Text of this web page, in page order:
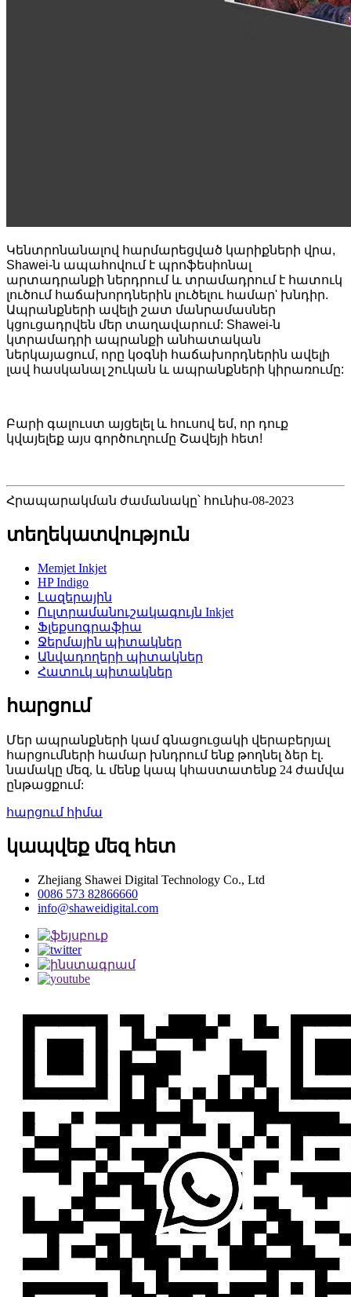
Կենտրոնանալով հարմարեցված կարիքների վրա,
Shawei-ն ապահովում է պրոֆեսիոնալ
արտադրանքի ներդրում և տրամադրում է հատուկ
լուծում հաճախորդներին լուծելու համար' խնդիր.
Ապրանքների ավելի շատ մանրամասներ
կցուցադրվեն մեր տաղավարում: Shawei-ն
կտրամադրի ապրանքի անհատական ​​
ներկայացում, որը կօգնի հաճախորդներին ավելի
լավ հասկանալ շուկան և ապրանքների կիրառումը:
Բարի գալուստ այցելել և հուսով եմ, որ դուք
կվայելեք այս գործուղումը Շավեյի հետ!
Հրապարակման ժամանակը՝ հունիս-08-2023
տեղեկատվություն
Memjet Inkjet
HP Indigo
Լազերային
Ուլտրամանուշակագույն Inkjet
Ֆլեքսոգրաֆիա
Ջերմային պիտակներ
Անվադողերի պիտակներ
Հատուկ պիտակներ
հարցում
Մեր ապրանքների կամ գնացուցակի վերաբերյալ
հարցումների համար խնդրում ենք թողնել ձեր էլ.
նամակը մեզ, և մենք կապ կհաստատենք 24 ժամվա
ընթացքում:
հարցում հիմա
կապվեք մեզ հետ
Zhejiang Shawei Digital Technology Co., Ltd
0086 573 82866660
info@shaweidigital.com